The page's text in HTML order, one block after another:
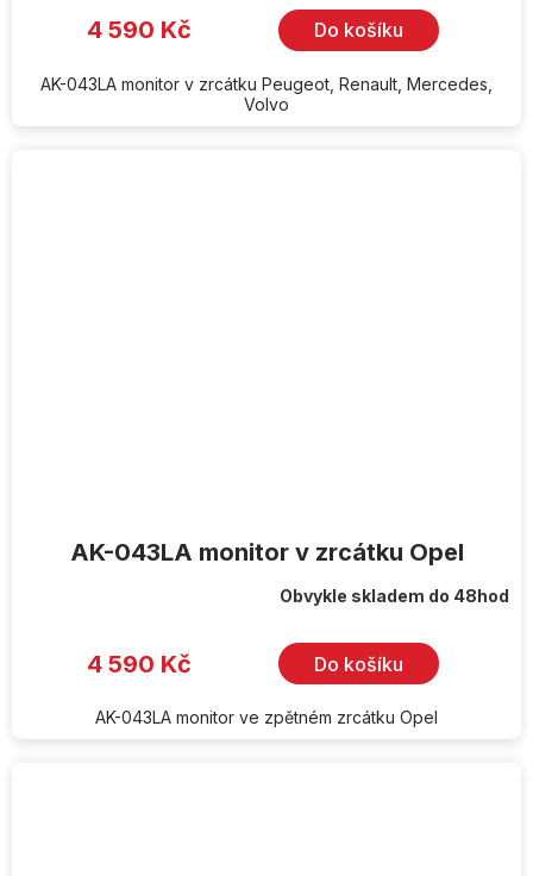
4 590 Kč Do košíku
AK-043LA monitor v zrcátku Peugeot, Renault, Mercedes,
Volvo
AK-043LA monitor v zrcátku Opel
Obvykle skladem do 48hod
4 590 Kč Do košíku
AK-043LA monitor ve zpětném zrcátku Opel